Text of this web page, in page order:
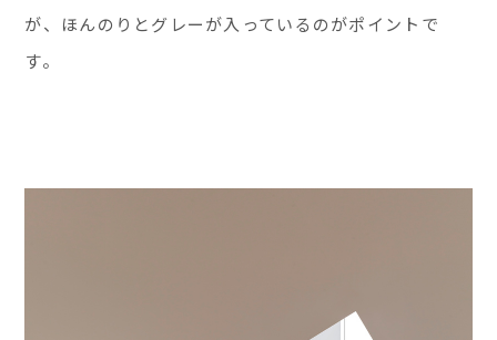
が、ほんのりとグレーが入っているのがポイントで
す。